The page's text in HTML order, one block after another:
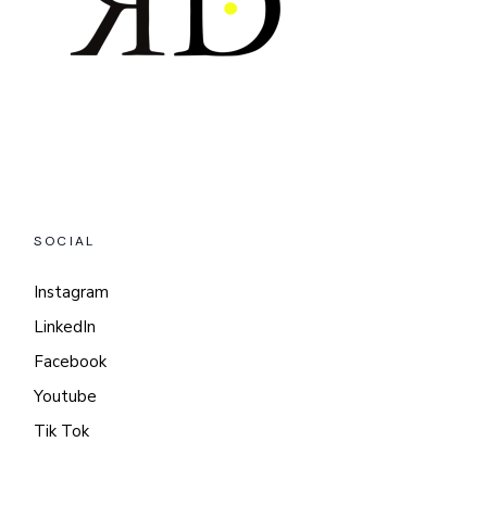
SOCIAL
Instagram
LinkedIn
Facebook
Youtube
Tik Tok